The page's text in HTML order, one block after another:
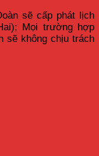
sẽ cấp phát lịch
Mọi trường hợp
sẽ không chịu trách